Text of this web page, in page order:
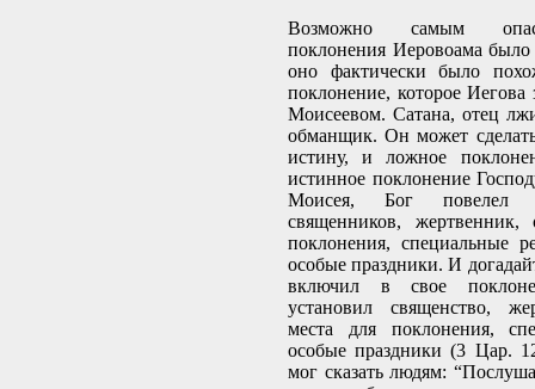
Возможно самым
поклонения Иеровоама
оно фактически было
поклонение, которое Иегова
Моисеевом. Сатана, отец
обманщик. Он может
истину, и ложное
истинное поклонение
Моисея, Бог повелел
священников, жертвенник,
поклонения, специальные
особые праздники. И
включил в свое
установил священство,
места для поклонения,
особые праздники (3 Цар.
мог сказать людям: